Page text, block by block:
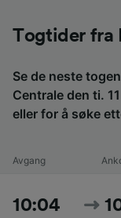
Togtider fra
Se de neste
Centrale den ti.
eller for å søke
Avgang
10:04